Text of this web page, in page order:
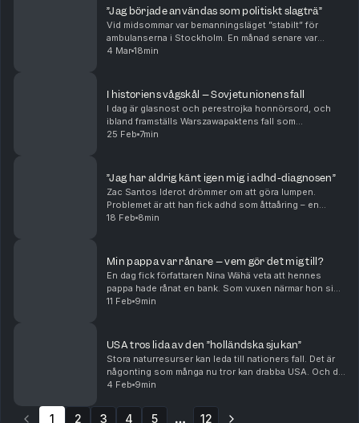
”Jag började användas som politiskt slagträ”
Vid midsommar var bemanningsläget ”stabilt” för
ambulanserna i Stockholm. En månad senare var
situationen kritisk och en sjuksköterska fick nog.
4 Mar 18min
I historiens vågskål – Sovjetunionens fall
I dag är glasnost och perestrojka honnörsord, och
ibland framställs Warszawapaktens fall som
oundvikligt. Men stod Michail Gorbatjov i själva verket
25 Feb 7min
”Jag har aldrig känt igen mig i adhd-diagnosen”
Zac Santos Iderot drömmer om att göra lumpen.
Problemet är att han fick adhd som åttaåring – en
diagnos han aldrig känt igen sig i.
18 Feb 8min
Min pappa var rånare – vem gör det mig till?
En dag fick författaren Nina Wähä veta att hennes
pappa hade rånat en bank. Som vuxen närmar hon sig
honom via gamla polisförhör. Och till sin förvåning ser
11 Feb 9min
USA tros lida av den ”holländska sjukan”
Stora naturresurser kan leda till nationers fall. Det är
någonting som många nu tror kan drabba USA. Och då
är det inte oljan som är problemet.
4 Feb 9min
1 2 3 4 5 12